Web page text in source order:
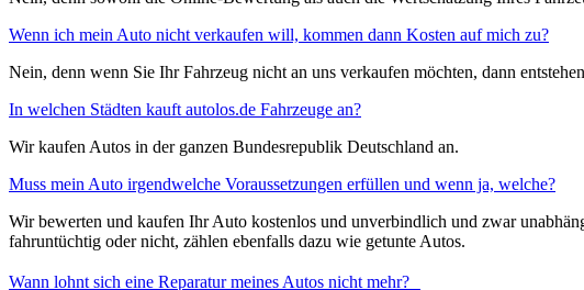
Wenn ich mein Auto nicht verkaufen will, kommen dann Kosten auf mich zu?
Nein, denn wenn Sie Ihr Fahrzeug nicht an uns verkaufen möchten, dann
In welchen Städten kauft autolos.de Fahrzeuge an?
Wir kaufen Autos in der ganzen Bundesrepublik Deutschland an.
Muss mein Auto irgendwelche Voraussetzungen erfüllen und wenn ja, welche?
Wir bewerten und kaufen Ihr Auto kostenlos und unverbindlich und zwar
fahruntüchtig oder nicht, zählen ebenfalls dazu wie getunte Autos.
Wann lohnt sich eine Reparatur meines Autos nicht mehr?